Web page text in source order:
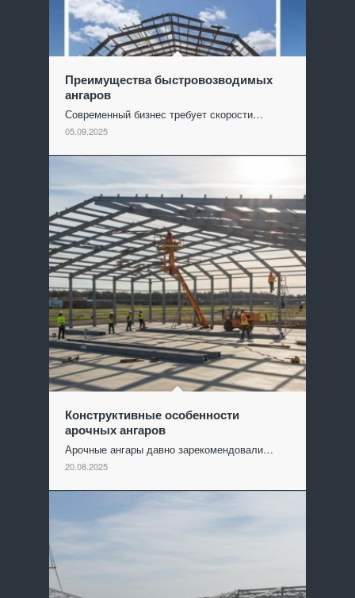
Преимущества быстровозводимых
ангаров
Современный бизнес требует скорости…
05.09.2025
Конструктивные особенности
арочных ангаров
Арочные ангары давно зарекомендовали…
20.08.2025